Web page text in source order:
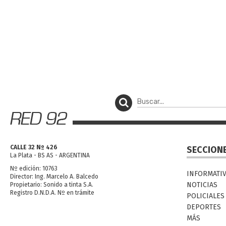
CALLE 32 Nº 426
La Plata - BS AS - ARGENTINA
Nº edición: 10763
Director: Ing. Marcelo A. Balcedo
Propietario: Sonido a tinta S.A.
Registro D.N.D.A. Nº en trámite
NOTICIAS
POLICIALES
DEPORTES
MÁS